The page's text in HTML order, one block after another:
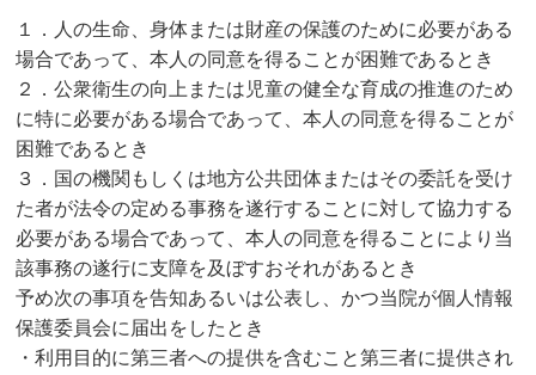
１．人の生命、身体または財産の保護のために必要がある
場合であって、本人の同意を得ることが困難であるとき
２．公衆衛生の向上または児童の健全な育成の推進のため
に特に必要がある場合であって、本人の同意を得ることが
困難であるとき
３．国の機関もしくは地方公共団体またはその委託を受け
た者が法令の定める事務を遂行することに対して協力する
必要がある場合であって、本人の同意を得ることにより当
該事務の遂行に支障を及ぼすおそれがあるとき
予め次の事項を告知あるいは公表し、かつ当院が個人情報
保護委員会に届出をしたとき
・利用目的に第三者への提供を含むこと第三者に提供され